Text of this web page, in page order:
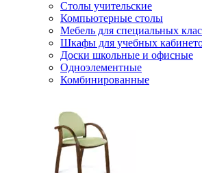
Столы учительские
Компьютерные столы
Мебель для специальных
Шкафы для учебных
Доски школьные и офисные
Одноэлементные
Комбинированные